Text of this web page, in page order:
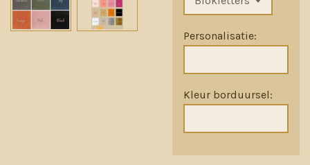
Personalisatie:
Kleur borduursel: